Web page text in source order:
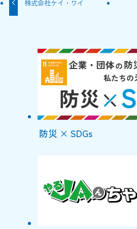
株式会社ケイ・ワイ
防災 × SDGs